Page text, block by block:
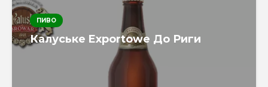
ПИВО
Калуське Exportowe До Риги